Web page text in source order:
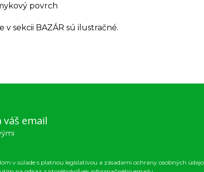
povrch
v sekcii BAZÁR sú ilustračné.
email
v súlade s platnou legislatívou a zásadami ochrany osobných